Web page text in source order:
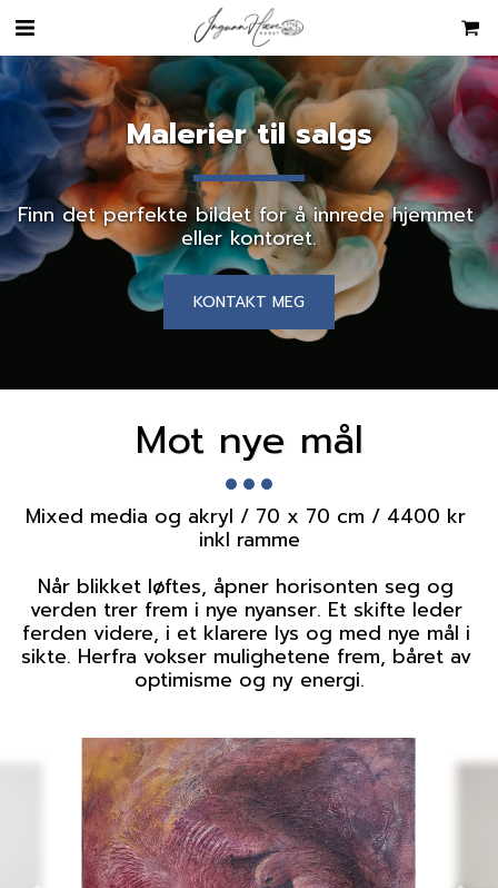
Malerier til salgs
Finn det perfekte bildet for å innrede hjemmet
eller kontoret.
KONTAKT MEG
Mot nye mål
Mixed media og akryl / 70 x 70 cm / 4400 kr
inkl ramme
Når blikket løftes, åpner horisonten seg og
verden trer frem i nye nyanser. Et skifte leder
ferden videre, i et klarere lys og med nye mål i
sikte. Herfra vokser mulighetene frem, båret av
optimisme og ny energi.